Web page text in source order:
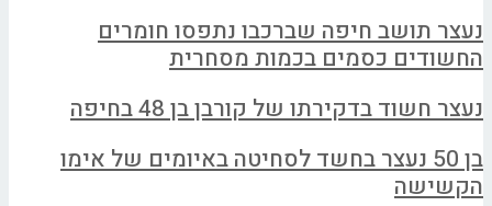
נעצר תושב חיפה שברכבו נתפסו חומרים
החשודים כסמים בכמות מסחרית
נעצר חשוד בדקירתו של קורבן בן 48 בחיפה
בן 50 נעצר בחשד לסחיטה באיומים של אימו
הקשישה